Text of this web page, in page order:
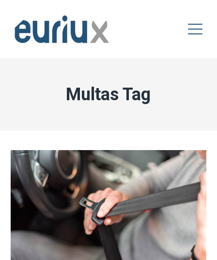
Multas Tag